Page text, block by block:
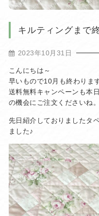
キルティングまで
2023年10月31日
こんにちは～
早いもので10月も終わりま
送料無料キャンペーンも本
の機会にご注文くださいね。
先日紹介しておりましたタ
ました♪